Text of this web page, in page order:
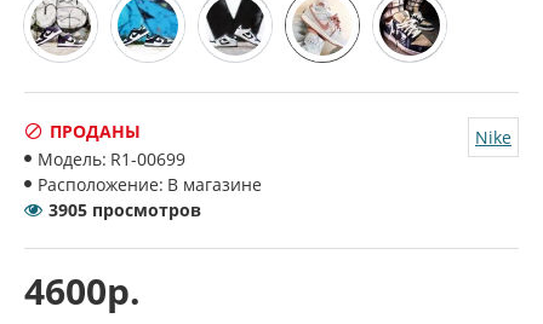
4600р.
ПРОДАНЫ
Модель: R1-00699
Расположение: В магазине
Nike
3905 просмотров